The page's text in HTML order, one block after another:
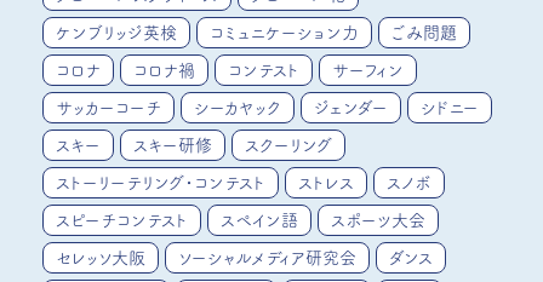
ケンブリッジ英検 コミュニケーション力 ごみ問題
コロナ コロナ禍 コンテスト サーフィン
サッカーコーチ シーカヤック ジェンダー シドニー
スキー スキー研修 スクーリング
ストーリーテリング・コンテスト ストレス スノボ
スピーチコンテスト スペイン語 スポーツ大会
セレッソ大阪 ソーシャルメディア研究会 ダンス